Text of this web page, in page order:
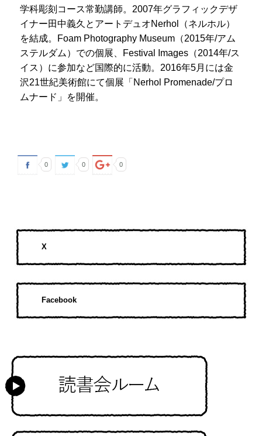
学科彫刻コース常勤講師。2007年グラフィックデザ
イナー田中義久とアートデュオNerhol（ネルホル）
を結成。Foam Photography Museum（2015年/アム
ステルダム）での個展、Festival Images（2014年/ス
イス）に参加など国際的に活動。2016年5月には金
沢21世紀美術館にて個展「Nerhol Promenade/プロ
ムナード」を開催。
0 0 0
X
Facebook